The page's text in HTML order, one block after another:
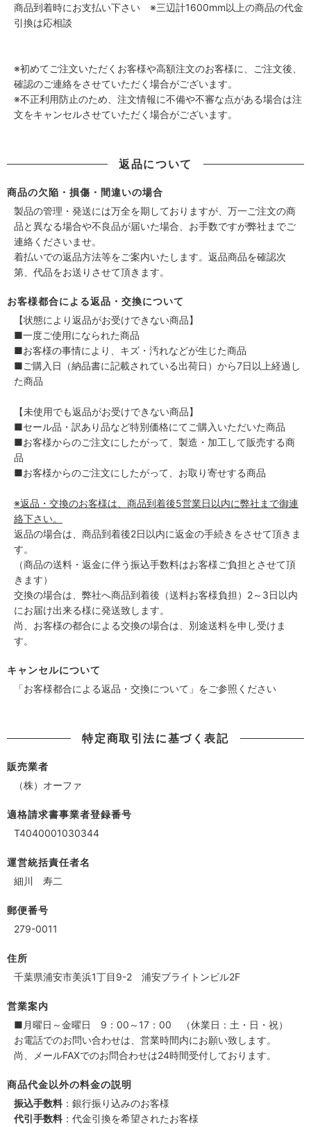
商品到着時にお支払い下さい ※三辺計1600mm以上の商品の代金
引換は応相談
※初めてご注文いただくお客様や高額注文のお客様に、ご注文後、
確認のご連絡をさせていただく場合がございます。
※不正利用防止のため、注文情報に不備や不審な点がある場合は注
文をキャンセルさせていただく場合がございます。
返品について
商品の欠陥・損傷・間違いの場合
製品の管理・発送には万全を期しておりますが、万一ご注文の商
品と異なる場合や不良品が届いた場合、お手数ですが弊社までご
連絡くださいませ。
着払いでの返品方法等をご案内いたします。返品商品を確認次
第、代品をお送りさせて頂きます。
お客様都合による返品・交換について
【状態により返品がお受けできない商品】
■一度ご使用になられた商品
■お客様の事情により、キズ・汚れなどが生じた商品
■ご購入日（納品書に記載されている出荷日）から7日以上経過し
た商品
【未使用でも返品がお受けできない商品】
■セール品・訳あり品など特別価格にてご購入いただいた商品
■お客様からのご注文にしたがって、製造・加工して販売する商
品
■お客様からのご注文にしたがって、お取り寄せする商品
※返品・交換のお客様は、商品到着後5営業日以内に弊社まで御連
絡下さい。
返品の場合は、商品到着後2日以内に返金の手続きをさせて頂きま
す。
（商品の送料・返金に伴う振込手数料はお客様ご負担とさせて頂
きます）
交換の場合は、弊社へ商品到着後（送料お客様負担）2～3日以内
にお届け出来る様に発送致します。
尚、お客様の都合による交換の場合は、別途送料を申し受けま
す。
キャンセルについて
「お客様都合による返品・交換について」をご参照ください
特定商取引法に基づく表記
販売業者
（株）オーファ
適格請求書事業者登録番号
T4040001030344
運営統括責任者名
細川 寿二
郵便番号
279-0011
住所
千葉県浦安市美浜1丁目9-2 浦安ブライトンビル2F
営業案内
■月曜日～金曜日 9：00～17：00 （休業日：土・日・祝）
お電話でのお問い合わせは、営業時間内にお願い致します。
尚、メールFAXでのお問合わせは24時間受付しております。
商品代金以外の料金の説明
振込手数料 ：銀行振り込みのお客様
代引手数料 ：代金引換を希望されたお客様